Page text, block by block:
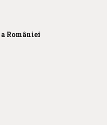
a României